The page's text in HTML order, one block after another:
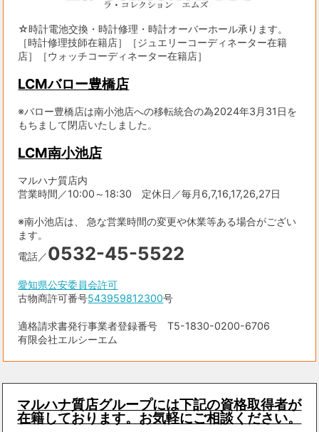
☆時計電池交換・時計修理・時計オーバーホール承ります。
［時計修理技師在籍店］［ジュエリーコーディネーター在籍
店］［ウォッチコーディネーター在籍店］
LCMバロー豊橋店
※バロー豊橋店は南小池店への移転統合の為2024年3月31日を
もちまして閉店いたしました。
LCM南小池店
マルハナ質店内
営業時間／10:00～18:30 定休日／毎月6,7,16,17,26,27日
※南小池店は、 急な営業時間の変更や休業等ある場合がござい
ます。
電話／0532-45-5522
愛知県公安委員会許可
古物商許可番号543959812300号
適格請求書発行事業者登録番号 T5-1830-0200-6706
有限会社エルシーエム
マルハナ質店グループには下記の資格取得者が
在籍しております。お気軽にご相談ください。